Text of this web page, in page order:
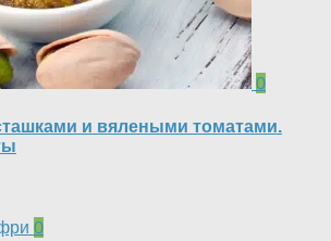
0
и вялеными томатами.
0